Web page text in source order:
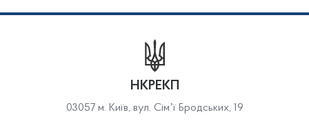
НКРЕКП
03057 м. Київ, вул. Сімʼї Бродських, 19